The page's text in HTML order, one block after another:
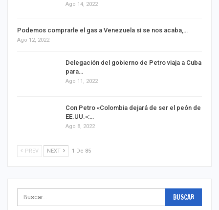
Ago 14, 2022
Podemos comprarle el gas a Venezuela si se nos acaba,…
Ago 12, 2022
Delegación del gobierno de Petro viaja a Cuba
para…
Ago 11, 2022
Con Petro «Colombia dejará de ser el peón de
EE.UU.»:…
Ago 8, 2022
PREV NEXT 1 De 85